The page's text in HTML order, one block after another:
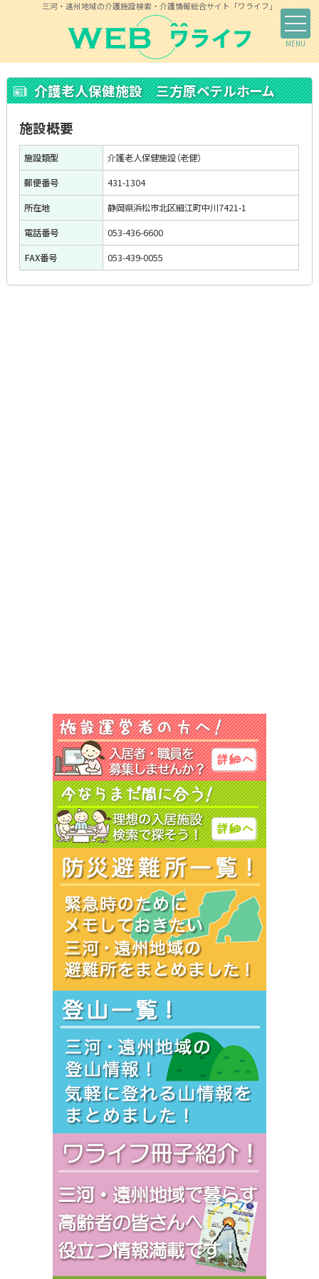
三河・遠州地域の介護施設検索・介護情報総合サイト「ワライフ」
介護老人保健施設 三方原ベテルホーム
施設概要
施設類型
介護老人保健施設（老健）
郵便番号
431-1304
所在地
静岡県浜松市北区細江町中川7421-1
電話番号
053-436-6600
FAX番号
053-439-0055